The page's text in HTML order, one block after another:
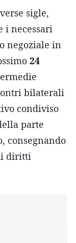
sigle,
i necessari
negoziale in
24
bilaterali
condiviso
parte
consegnando
diritti